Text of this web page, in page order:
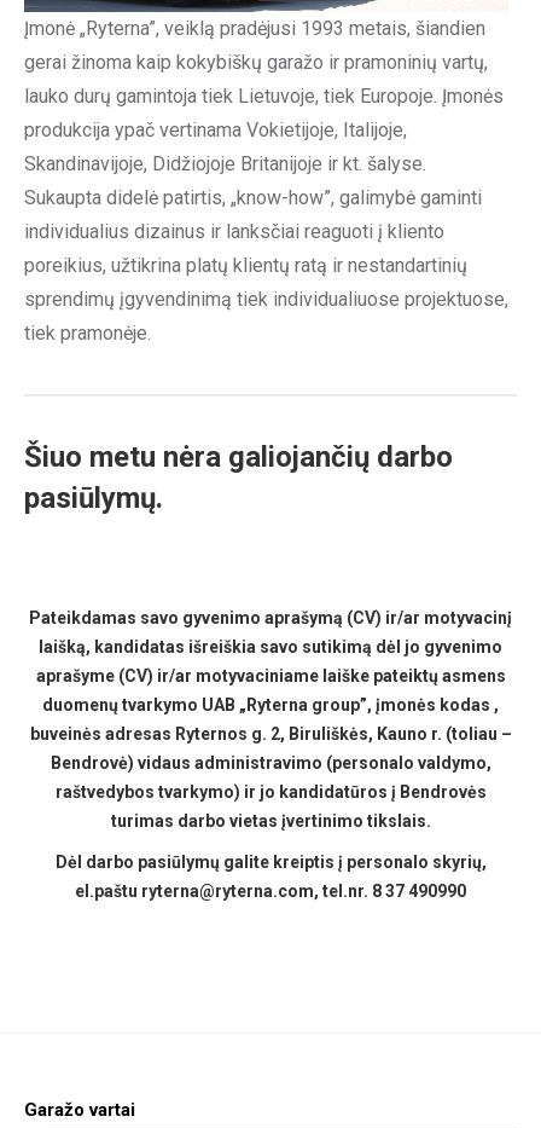
Įmonė „Ryterna”, veiklą pradėjusi 1993 metais, šiandien
gerai žinoma kaip kokybiškų garažo ir pramoninių vartų,
lauko durų gamintoja tiek Lietuvoje, tiek Europoje. Įmonės
produkcija ypač vertinama Vokietijoje, Italijoje,
Skandinavijoje, Didžiojoje Britanijoje ir kt. šalyse.
Sukaupta didelė patirtis, „know-how”, galimybė gaminti
individualius dizainus ir lanksčiai reaguoti į kliento
poreikius, užtikrina platų klientų ratą ir nestandartinių
sprendimų įgyvendinimą tiek individualiuose projektuose,
tiek pramonėje.
Šiuo metu nėra galiojančių darbo
pasiūlymų.
Pateikdamas savo gyvenimo aprašymą (CV) ir/ar motyvacinį
laišką, kandidatas išreiškia savo sutikimą dėl jo gyvenimo
aprašyme (CV) ir/ar motyvaciniame laiške pateiktų asmens
duomenų tvarkymo UAB „Ryterna group”, įmonės kodas ,
buveinės adresas Ryternos g. 2, Biruliškės, Kauno r. (toliau –
Bendrovė) vidaus administravimo (personalo valdymo,
raštvedybos tvarkymo) ir jo kandidatūros į Bendrovės
turimas darbo vietas įvertinimo tikslais.
Dėl darbo pasiūlymų galite kreiptis į personalo skyrių,
el.paštu ryterna@ryterna.com, tel.nr. 8 37 490990
Garažo vartai